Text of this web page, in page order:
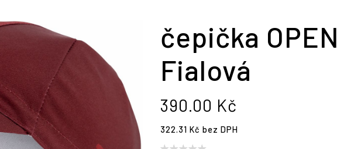
čepička OPEN
Fialová
390.00 Kč
322.31 Kč bez DPH